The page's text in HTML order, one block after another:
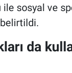
ile sosyal ve
da